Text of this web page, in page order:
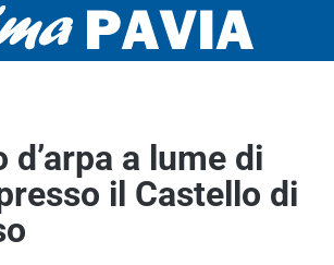
d’arpa a lume di
il Castello di